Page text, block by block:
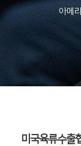
아메
미국육류수출